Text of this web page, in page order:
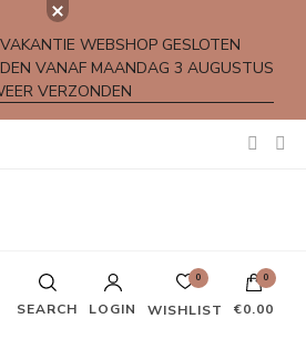
WEBSHOP GESLOTEN
VANAF MAANDAG 3 AUGUSTUS
VERZONDEN
SEARCH LOGIN
0
WISHLIST
0
€0.00